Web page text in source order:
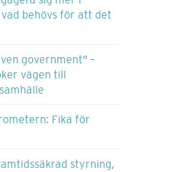
behövs för att det
government" –
vägen till
Fika för
styrning,